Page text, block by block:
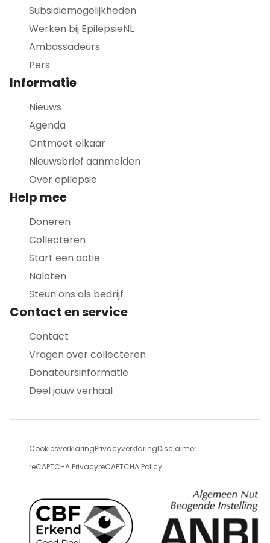
Subsidiemogelijkheden
Werken bij EpilepsieNL
Ambassadeurs
Pers
Informatie
Nieuws
Agenda
Ontmoet elkaar
Nieuwsbrief aanmelden
Over epilepsie
Help mee
Doneren
Collecteren
Start een actie
Nalaten
Steun ons als bedrijf
Contact en service
Contact
Vragen over collecteren
Donateursinformatie
Deel jouw verhaal
CookiesverklaringPrivacyverklaringDisclaimer
reCAPTCHA PrivacyreCAPTCHA Policy